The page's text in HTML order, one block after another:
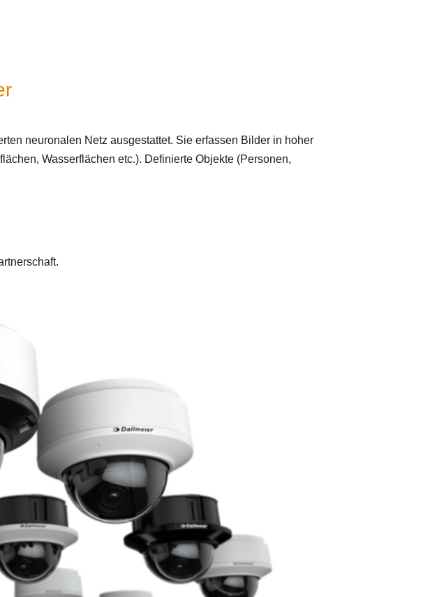
neuronalen Netz ausgestattet. Sie erfassen Bilder in hoher
Wasserflächen etc.). Definierte Objekte (Personen,